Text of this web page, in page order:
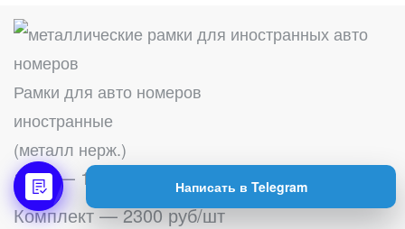
Написать в Telegram
Рамки для авто номеров
иностранные
(металл нерж.)
1 шт — 1200 руб/шт
Комплект — 2300 руб/шт